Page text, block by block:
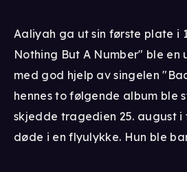
Aaliyah ga ut sin første plate i
Nothing But A Number" ble en
med god hjelp av singelen
hennes to følgende album ble
skjedde tragedien 25. august i
døde i en flyulykke. Hun ble